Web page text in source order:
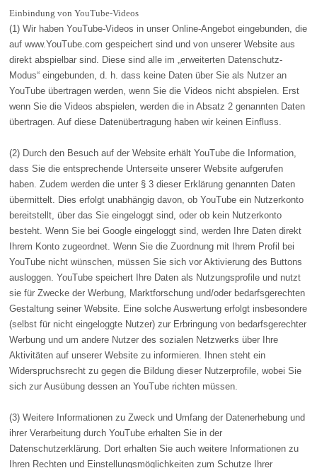
Einbindung von YouTube-Videos
(1) Wir haben YouTube-Videos in unser Online-Angebot eingebunden, die
auf www.YouTube.com gespeichert sind und von unserer Website aus
direkt abspielbar sind. Diese sind alle im „erweiterten Datenschutz-
Modus“ eingebunden, d. h. dass keine Daten über Sie als Nutzer an
YouTube übertragen werden, wenn Sie die Videos nicht abspielen. Erst
wenn Sie die Videos abspielen, werden die in Absatz 2 genannten Daten
übertragen. Auf diese Datenübertragung haben wir keinen Einfluss.
(2) Durch den Besuch auf der Website erhält YouTube die Information,
dass Sie die entsprechende Unterseite unserer Website aufgerufen
haben. Zudem werden die unter § 3 dieser Erklärung genannten Daten
übermittelt. Dies erfolgt unabhängig davon, ob YouTube ein Nutzerkonto
bereitstellt, über das Sie eingeloggt sind, oder ob kein Nutzerkonto
besteht. Wenn Sie bei Google eingeloggt sind, werden Ihre Daten direkt
Ihrem Konto zugeordnet. Wenn Sie die Zuordnung mit Ihrem Profil bei
YouTube nicht wünschen, müssen Sie sich vor Aktivierung des Buttons
ausloggen. YouTube speichert Ihre Daten als Nutzungsprofile und nutzt
sie für Zwecke der Werbung, Marktforschung und/oder bedarfsgerechten
Gestaltung seiner Website. Eine solche Auswertung erfolgt insbesondere
(selbst für nicht eingeloggte Nutzer) zur Erbringung von bedarfsgerechter
Werbung und um andere Nutzer des sozialen Netzwerks über Ihre
Aktivitäten auf unserer Website zu informieren. Ihnen steht ein
Widerspruchsrecht zu gegen die Bildung dieser Nutzerprofile, wobei Sie
sich zur Ausübung dessen an YouTube richten müssen.
(3) Weitere Informationen zu Zweck und Umfang der Datenerhebung und
ihrer Verarbeitung durch YouTube erhalten Sie in der
Datenschutzerklärung. Dort erhalten Sie auch weitere Informationen zu
Ihren Rechten und Einstellungsmöglichkeiten zum Schutze Ihrer